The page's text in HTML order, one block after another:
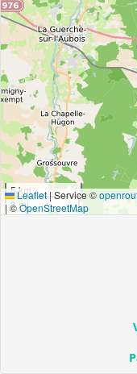
5 km
3 mi
Leaflet|Service ©
| ©OpenStreetMap